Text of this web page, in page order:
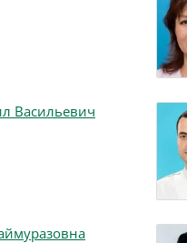
Васильевич